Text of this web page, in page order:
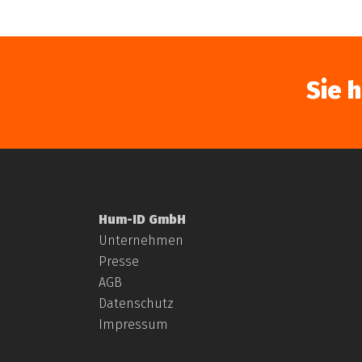
Sie
Hum-ID GmbH
Unternehmen
Presse
AGB
Datenschutz
Impressum